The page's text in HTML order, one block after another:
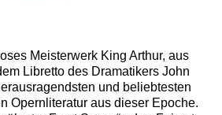
Meisterwerk King Arthur, aus
Libretto des Dramatikers John
und beliebtesten
Opernliteratur aus dieser Epoche.